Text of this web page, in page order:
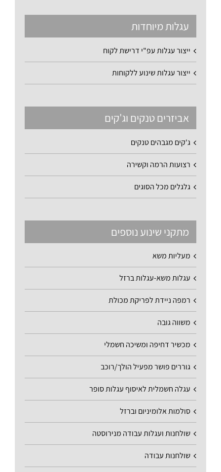
עגלות מיוחדות
ייצור עגלות עפ"י דרישת לקוח
ייצור עגלות שינוע ללקוחות
אביזרים טנקים וג'קים
ג'קים מגבהים טנקים
רצועות הרמה וקשירה
גלגלים מכל הסוגים
מתקני שינוע נוספים
מעליות משא
עגלות משא-עגלות ברזל
רמפה ניידת לפריקת מכולת
משווה גובה
מכשיר דחיפה ומשיכה חשמלי
גוררים פושר מפעיל הולך/רוכב
עגלה חשמלית לאיסוף עגלות סופר
סולמות אלומיניום וברזל
שולחנות ועגלות עבודה מנירוסטה
שולחנות עבודה